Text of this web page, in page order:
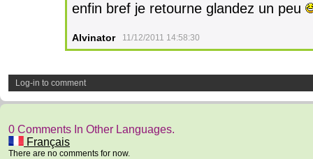
enfin bref je retourne glandez un peu
Alvinator 11/12/2011 14:58:30
Log-in to comment
0 Comments In Other Languages.
Français
There are no comments for now.